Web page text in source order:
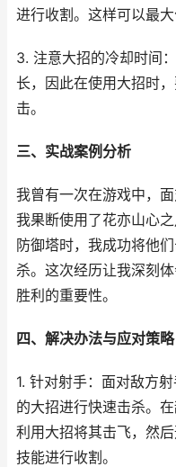
进行收割。这样可以最大
3. 注意大招的冷却时间
长，因此在使用大招时
击。
三、实战案例分析
我曾有一次在游戏中，
我果断使用了花亦山心
防御塔时，我成功将他
杀。这次经历让我深刻
胜利的重要性。
四、解决办法与应对策略
1. 针对射手：面对敌方
的大招进行快速击杀。
利用大招将其击飞，然
技能进行收割。